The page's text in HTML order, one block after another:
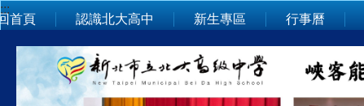
跳
到
主
內
:::
首頁 認識北大高中 新生專區 行事曆